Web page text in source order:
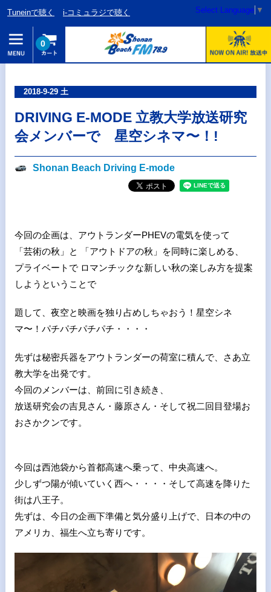
Tuneinで聴く i-コミュラジで聴く Select Language ▼
0
2018-9-29 土
DRIVING E-MODE 立教大学放送研究
会メンバーで 星空シネマ〜！!
Shonan Beach Driving E-mode
今回の企画は、アウトランダーPHEVの電気を使って
「芸術の秋」と 「アウトドアの秋」を同時に楽しめる、
プライベートで ロマンチックな新しい秋の楽しみ方を提案
しようということで
題して、夜空と映画を独り占めしちゃおう！星空シネ
マ〜！パチパチパチパチ・・・・
先ずは秘密兵器をアウトランダーの荷室に積んで、さあ立
教大学を出発です。
今回のメンバーは、前回に引き続き、
放送研究会の吉見さん・藤原さん・そして祝二回目登場お
おさかクンです。
今回は西池袋から首都高速へ乗って、中央高速へ。
少しずつ陽が傾いていく西へ・・・・そして高速を降りた
街は八王子。
先ずは、今日の企画下準備と気分盛り上げで、日本の中の
アメリカ、福生へ立ち寄りです。